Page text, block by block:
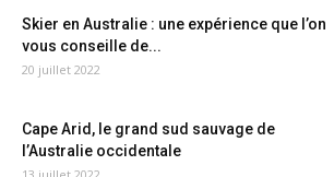
Skier en Australie : une expérience que l’on
vous conseille de...
20 juillet 2022
Cape Arid, le grand sud sauvage de
l’Australie occidentale